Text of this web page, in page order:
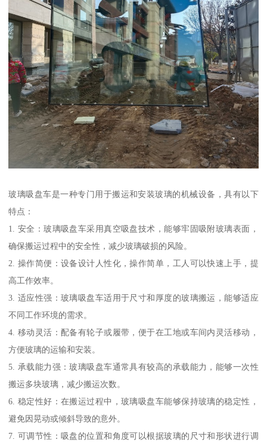
玻璃吸盘车是一种专门用于搬运和安装玻璃的机械设备，具有以下
特点：
1. 安全：玻璃吸盘车采用真空吸盘技术，能够牢固吸附玻璃表面，
确保搬运过程中的安全性，减少玻璃破损的风险。
2. 操作简便：设备设计人性化，操作简单，工人可以快速上手，提
高工作效率。
3. 适应性强：玻璃吸盘车适用于尺寸和厚度的玻璃搬运，能够适应
不同工作环境的需求。
4. 移动灵活：配备有轮子或履带，便于在工地或车间内灵活移动，
方便玻璃的运输和安装。
5. 承载能力强：玻璃吸盘车通常具有较高的承载能力，能够一次性
搬运多块玻璃，减少搬运次数。
6. 稳定性好：在搬运过程中，玻璃吸盘车能够保持玻璃的稳定性，
避免因晃动或倾斜导致的意外。
7. 可调节性：吸盘的位置和角度可以根据玻璃的尺寸和形状进行调